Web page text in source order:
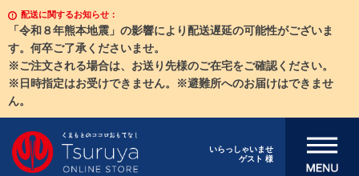
配送に関するお知らせ：
「令和８年熊本地震」の影響により配送遅延の可能性がございま
す。何卒ご了承くださいませ。
※ご注文される場合は、お送り先様のご在宅をご確認ください。
※日時指定はお受けできません。※避難所へのお届けはできませ
ん。
いらっしゃいませ
ゲスト 様
メニューを開